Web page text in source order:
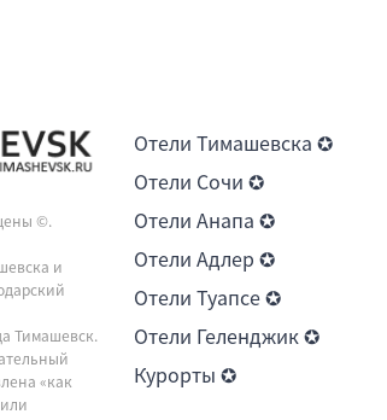
©.
и
Тимашевск.
«как
Отели Тимашевска ✪
Отели Сочи ✪
Отели Анапа ✪
Отели Адлер ✪
Отели Туапсе ✪
Отели Геленджик ✪
Курорты ✪